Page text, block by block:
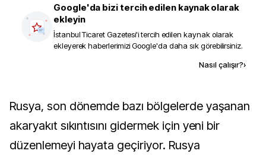
Google'da bizi tercih edilen kaynak olarak
ekleyin
İstanbul Ticaret Gazetesi'i tercih edilen kaynak olarak
ekleyerek haberlerimizi Google'da daha sık görebilirsiniz.
Nasıl çalışır?›
Rusya, son dönemde bazı bölgelerde yaşanan
akaryakıt sıkıntısını gidermek için yeni bir
düzenlemeyi hayata geçiriyor. Rusya